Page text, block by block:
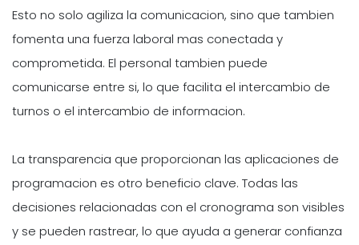
Esto no solo agiliza la comunicacion, sino que tambien
fomenta una fuerza laboral mas conectada y
comprometida. El personal tambien puede
comunicarse entre si, lo que facilita el intercambio de
turnos o el intercambio de informacion.
La transparencia que proporcionan las aplicaciones de
programacion es otro beneficio clave. Todas las
decisiones relacionadas con el cronograma son visibles
y se pueden rastrear, lo que ayuda a generar confianza